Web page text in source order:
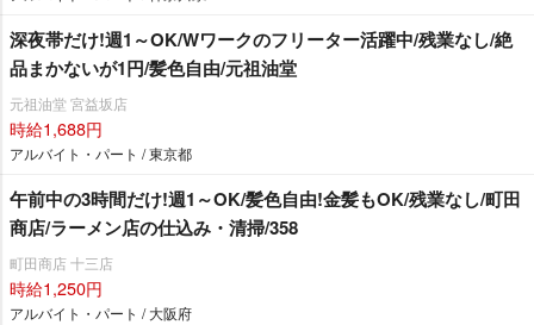
深夜帯だけ!週1～OK/Wワークのフリーター活躍中/残業なし/絶
品まかないが1円/髪色自由/元祖油堂
元祖油堂 宮益坂店
時給1,688円
アルバイト・パート / 東京都
午前中の3時間だけ!週1～OK/髪色自由!金髪もOK/残業なし/町田
商店/ラーメン店の仕込み・清掃/358
町田商店 十三店
時給1,250円
アルバイト・パート / 大阪府